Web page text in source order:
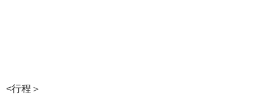
<行程＞